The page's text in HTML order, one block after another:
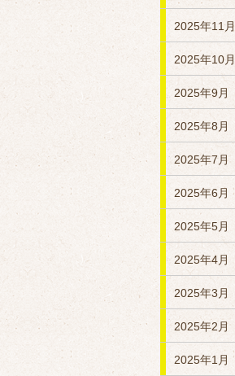
2025年11月
2025年10月
2025年9月
2025年8月
2025年7月
2025年6月
2025年5月
2025年4月
2025年3月
2025年2月
2025年1月